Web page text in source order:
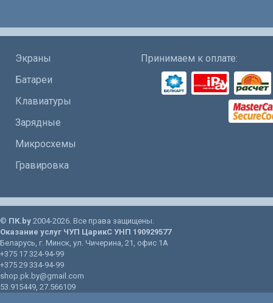
Экраны
Батареи
Клавиатуры
Зарядные
Микросхемы
Гравировка
Принимаем к оплате:
© ПК.by 2004-2026. Все права защищены.
Оказание услуг ЧУП ЦарикС УНП 190929577
Беларусь, г. Минск, ул. Чичерина, 21 , офис 1А
+375 17 324-94-99
+375 29 334-94-99
shop.pk.by@gmail.com
53.915449, 27.566109